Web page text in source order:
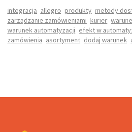
integracja allegro produkty metody
zarządzanie zamówieniami kurier
warunek automatyzacji efekt w
zamówienia asortyment dodaj warunek